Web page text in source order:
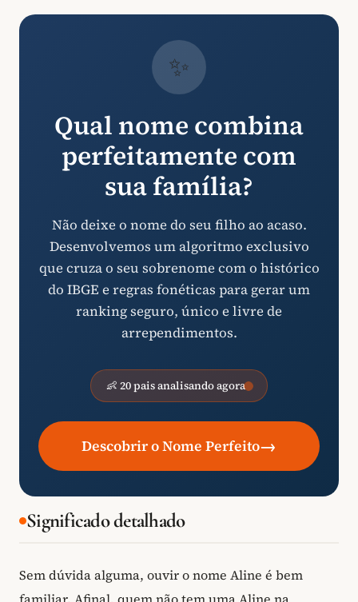
✨
Qual nome combina
perfeitamente com
sua família?
Não deixe o nome do seu filho ao acaso.
Desenvolvemos um algoritmo exclusivo
que cruza o seu sobrenome com o histórico
do IBGE e regras fonéticas para gerar um
ranking seguro, único e livre de
arrependimentos.
👶 20 pais analisando agora
Descobrir o Nome Perfeito→
Significado detalhado
Sem dúvida alguma, ouvir o nome Aline é bem